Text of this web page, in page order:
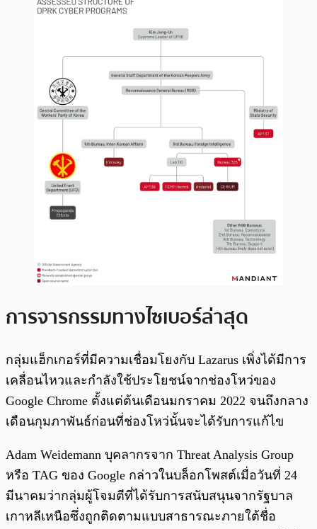
การจารกรรมทางไซเบอร์ล่าสุด
กลุ่มแฮ็กเกอร์ที่มีความเชื่อมโยงกับ Lazarus เพิ่งได้มีการ
เคลื่อนไหวและกำลังใช้ประโยชน์จากช่องโหว่ของ
Google Chrome ตั้งแต่ต้นเดือนมกราคม 2022 จนถึงกลาง
เดือนกุมภาพันธ์ก่อนที่ช่องโหว่นั้นจะได้รับการแก้ไข
Adam Weidemann บุคลากรจาก Threat Analysis Group
หรือ TAG ของ Google กล่าวในบล็อกโพสต์เมื่อวันที่ 24
มีนาคมว่ากลุ่มผู้โจมตีที่ได้รับการสนับสนุนจากรัฐบาล
เกาหลีเหนือซึ่งถูกติดตามแบบสาธารณะภายใต้ชื่อ